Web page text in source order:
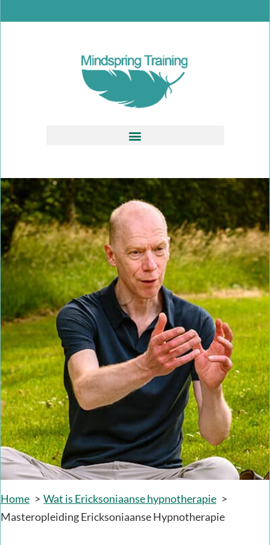
Home
Wat is Ericksoniaanse hypnotherapie
Masteropleiding Ericksoniaanse Hypnotherapie